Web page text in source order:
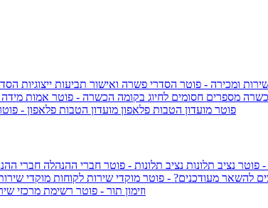
ומכירה - פוטר הסדרי פשרה ואישור תביעות ייצוגיות
מספרים חסומים לחיוג בקומה הכשרה - פוטר אמות
IsraelieSIM by Pelephone - פוטר מועדון הטבות פלאפון מועדון הטבות פלאפון -
- פוטר נציב תלונות נציב תלונות - פוטר חברי ההנהלה חברי
להשאר מעודכנים? - פוטר מוקדי שירות לקוחות מוקדי
וזימון תור - פוטר רשימת מרכזי